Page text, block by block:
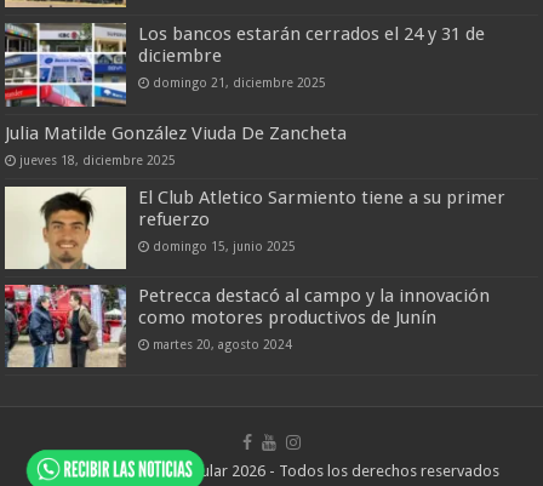
Los bancos estarán cerrados el 24 y 31 de
diciembre
domingo 21, diciembre 2025
Julia Matilde González Viuda De Zancheta
jueves 18, diciembre 2025
El Club Atletico Sarmiento tiene a su primer
refuerzo
domingo 15, junio 2025
Petrecca destacó al campo y la innovación
como motores productivos de Junín
martes 20, agosto 2024
© Copyright Junín Popular 2026 - Todos los derechos reservados